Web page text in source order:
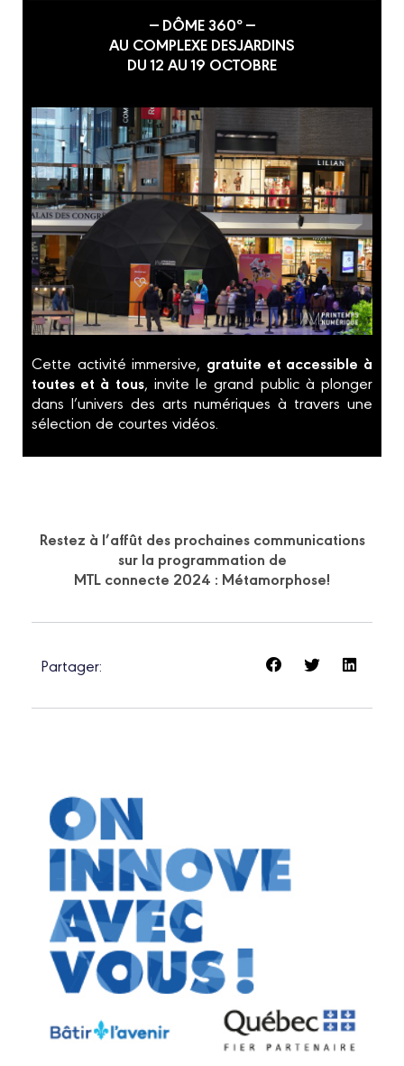
— DÔME 360º —
AU COMPLEXE DESJARDINS
DU 12 AU 19 OCTOBRE
Cette activité immersive, gratuite et accessible à
toutes et à tous, invite le grand public à plonger
dans l’univers des arts numériques à travers une
sélection de courtes vidéos.
Restez à l’affût des prochaines communications
sur la programmation de
MTL connecte 2024 : Métamorphose!
Partager: